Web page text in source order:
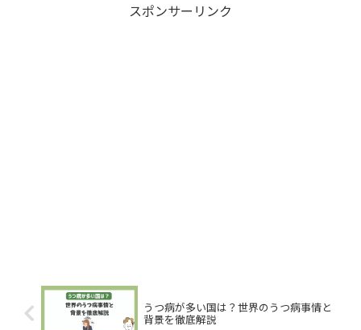
スポンサーリンク
うつ病が多い国は？世界のうつ病事情と
背景を徹底解説